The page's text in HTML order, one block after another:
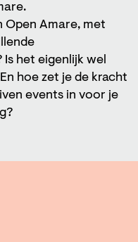
Open Amare, met
Is het eigenlijk wel
hoe zet je de kracht
events in voor je